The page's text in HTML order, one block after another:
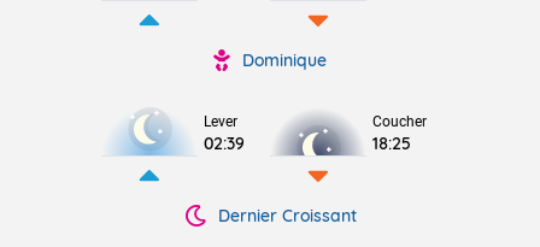
Dominique
Lever
02:39
Coucher
18:25
Dernier Croissant